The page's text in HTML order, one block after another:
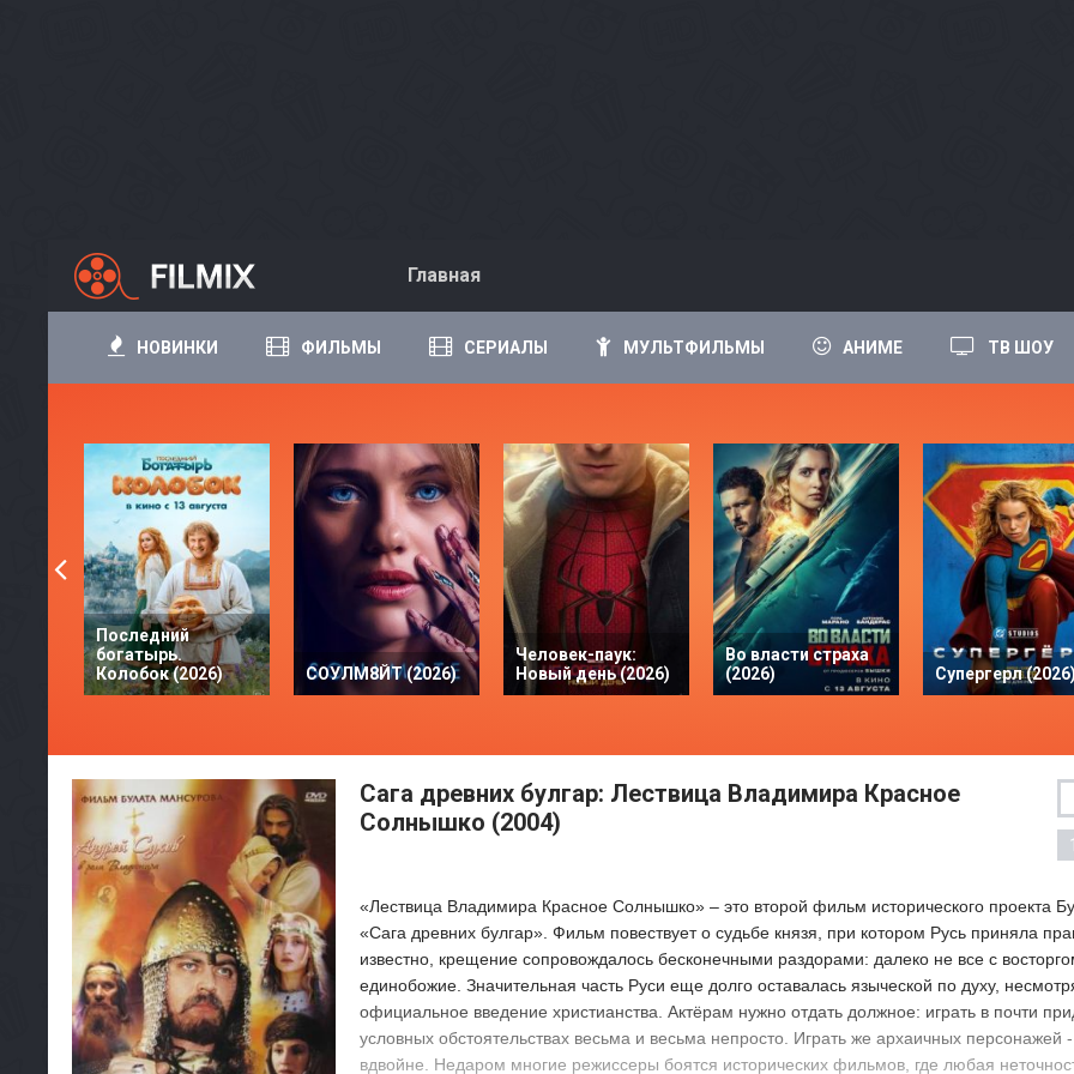
Главная
НОВИНКИ ФИЛЬМЫ СЕРИАЛЫ МУЛЬТФИЛЬМЫ АНИМЕ ТВ ШОУ
Последний
богатырь.
Колобок (2026)
СОУЛМ8ЙТ (2026)
Человек-паук:
Новый день (2026)
Во власти страха
(2026)
Супергерл
Сага древних булгар: Лествица Владимира Красное
Солнышко (2004)
«Лествица Владимира Красное Солнышко» – это второй фильм исторического проекта
«Сага древних булгар». Фильм повествует о судьбе князя, при котором Русь приняла
известно, крещение сопровождалось бесконечными раздорами: далеко не все с
единобожие. Значительная часть Руси еще долго оставалась языческой по духу,
официальное введение христианства. Актёрам нужно отдать должное: играть в почти
условных обстоятельствах весьма и весьма непросто. Играть же архаичных персонажей
вдвойне. Недаром многие режиссеры боятся исторических фильмов, где любая